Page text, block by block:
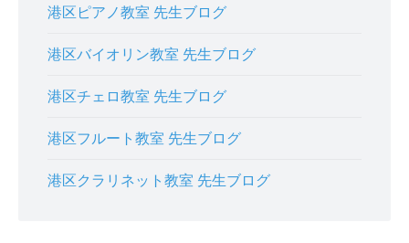
港区ピアノ教室 先生ブログ
港区バイオリン教室 先生ブログ
港区チェロ教室 先生ブログ
港区フルート教室 先生ブログ
港区クラリネット教室 先生ブログ